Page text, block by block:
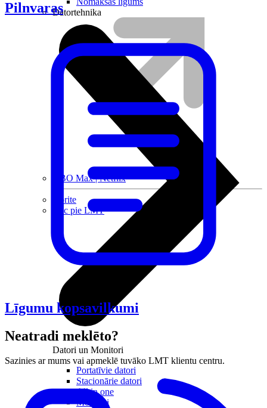
HBO Max | Netflix
Aprite
Nāc pie LMT
Datortehnika
Datori un Monitori
Portatīvie datori
Stacionārie datori
All in one
Monitori
Pilnvaras
Līgumu kopsavilkumi
Neatradi meklēto?
Sazinies ar mums vai apmeklē tuvāko LMT klientu centru.